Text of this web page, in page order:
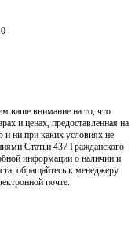
внимание на то, что
и ценах, предоставленная на
и ни при каких условиях не
Статьи 437 Гражданского
информации о наличии и
обращайтесь к менеджеру
почте.